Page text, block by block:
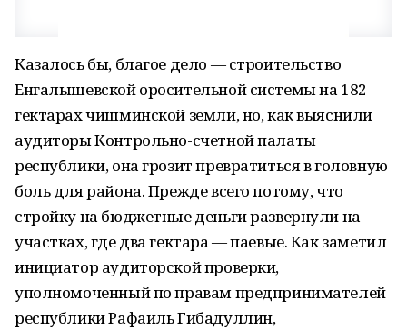
Казалось бы, благое дело — строительство
Енгалышевской оросительной системы на 182
гектарах чишминской земли, но, как выяснили
аудиторы Контрольно-счетной палаты
республики, она грозит превратиться в головную
боль для района. Прежде всего потому, что
стройку на бюджетные деньги развернули на
участках, где два гектара — паевые. Как заметил
инициатор аудиторской проверки,
уполномоченный по правам предпринимателей
республики Рафаиль Гибадуллин,